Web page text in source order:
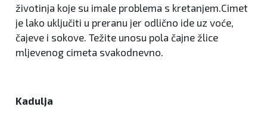
životinja koje su imale problema s kretanjem.Cimet
je lako uključiti u preranu jer odlično ide uz voće,
čajeve i sokove. Težite unosu pola čajne žlice
mljevenog cimeta svakodnevno.
Kadulja